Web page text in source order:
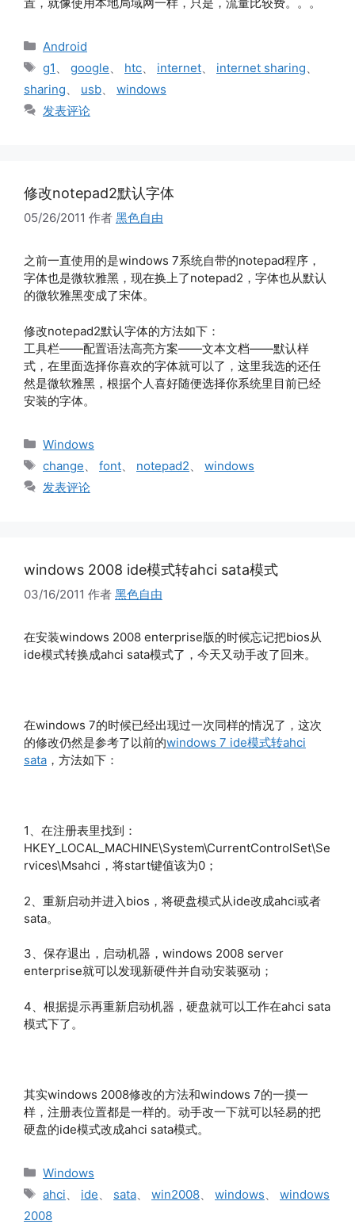
分
类
Android
标
签
g1 google htc internet internet sharing
sharing
usb
windows
发表评论
修改notepad2默认字体
05/26/2011 作者 黑色自由
之前一直使用的是windows 7系统自带的notepad程序，
字体也是微软雅黑，现在换上了notepad2，字体也从默认
的微软雅黑变成了宋体。
修改notepad2默认字体的方法如下：
工具栏——配置语法高亮方案——文本文档——默认样
式，在里面选择你喜欢的字体就可以了，这里我选的还任
然是微软雅黑，根据个人喜好随便选择你系统里目前已经
安装的字体。
分
类
Windows
标
签
change font notepad2
windows
发表评论
windows 2008 ide模式转ahci sata模式
03/16/2011 作者 黑色自由
在安装windows 2008 enterprise版的时候忘记把bios从
ide模式转换成ahci sata模式了，今天又动手改了回来。
在windows 7的时候已经出现过一次同样的情况了，这次
的修改仍然是参考了以前的windows 7 ide模式转ahci
sata ，方法如下：
1、在注册表里找到：
HKEY_LOCAL_MACHINE\System\CurrentControlSet\Se
rvices\Msahci，将start键值该为0；
2、重新启动并进入bios，将硬盘模式从ide改成ahci或者
sata。
3、保存退出，启动机器，windows 2008 server
enterprise就可以发现新硬件并自动安装驱动；
4、根据提示再重新启动机器，硬盘就可以工作在ahci sata
模式下了。
其实windows 2008修改的方法和windows 7的一摸一
样，注册表位置都是一样的。动手改一下就可以轻易的把
硬盘的ide模式改成ahci sata模式。
分
类
Windows
标
签
ahci ide sata win2008 windows
windows
2008